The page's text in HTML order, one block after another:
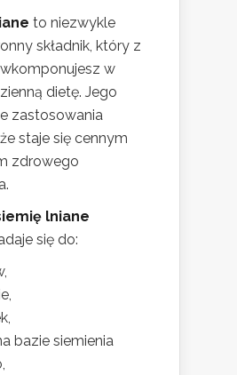
to niezwykle
składnik, który z
w
dietę. Jego
zastosowania
staje się cennym
zdrowego
lniane
się do:
bazie siemienia